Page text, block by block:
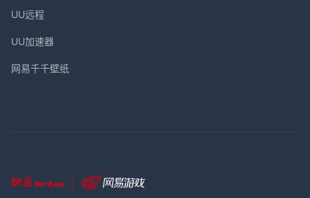
UU远程
UU加速器
网易千千壁纸